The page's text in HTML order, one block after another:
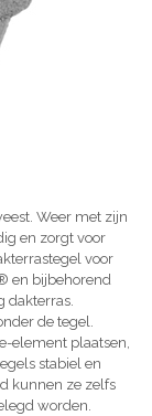
Weer met zijn
en zorgt voor
voor
en bijbehorend
dakterras.
de tegel.
element plaatsen,
stabiel en
kunnen ze zelfs
worden.